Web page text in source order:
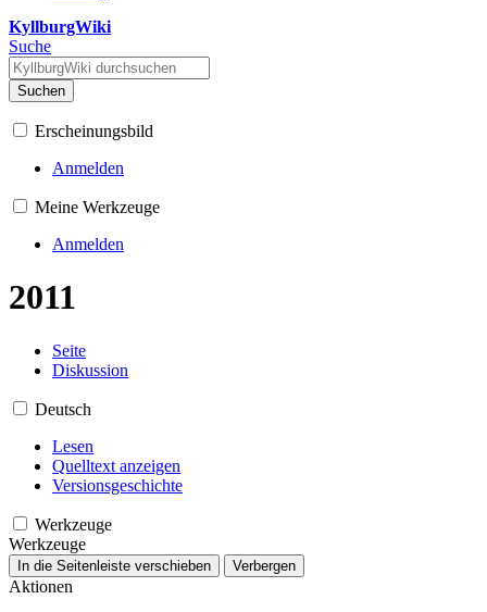
KyllburgWiki
Suche
Suchen
Erscheinungsbild
Anmelden
Meine Werkzeuge
Anmelden
2011
Seite
Diskussion
Deutsch
Lesen
Quelltext anzeigen
Versionsgeschichte
Werkzeuge
Werkzeuge
In die Seitenleiste verschieben Verbergen
Aktionen